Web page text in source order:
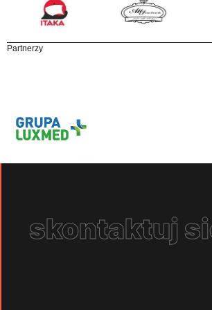
Partnerzy
skontaktuj